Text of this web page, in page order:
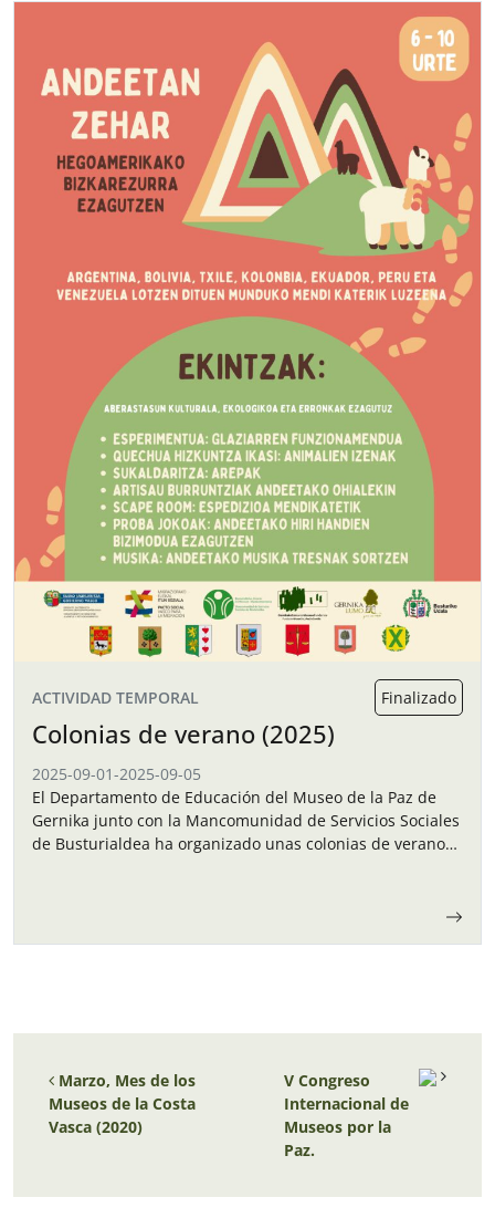
ACTIVIDAD TEMPORAL Finalizado
Colonias de verano (2025)
2025-09-01-2025-09-05
El Departamento de Educación del Museo de la Paz de
Gernika junto con la Mancomunidad de Servicios Sociales
de Busturialdea ha organizado unas colonias de verano
Navegación de entradas
Marzo, Mes de los
Museos de la Costa
Vasca (2020)
V Congreso
Internacional de
Museos por la
Paz.